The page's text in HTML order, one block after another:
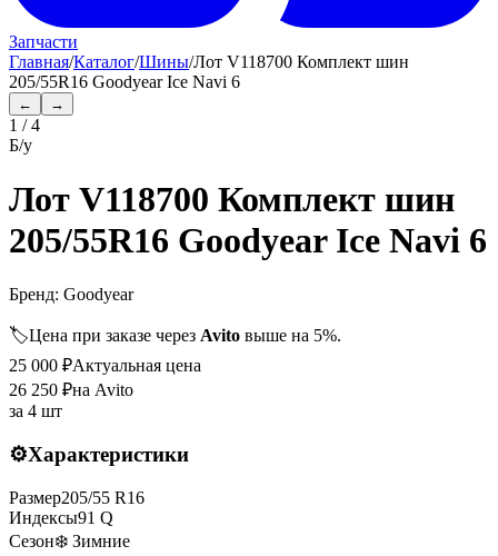
Запчасти
Главная/Каталог/Шины/Лот V118700 Комплект шин
205/55R16 Goodyear Ice Navi 6
← →
1 /4
Б/у
Лот V118700 Комплект шин
205/55R16 Goodyear Ice Navi 6
Бренд: Goodyear
🏷️Цена при заказе через Avito выше на 5%.
25 000 ₽Актуальная цена
26 250 ₽на Avito
за 4 шт
⚙️Характеристики
Размер205/55 R16
Индексы91 Q
Сезон❄️ Зимние